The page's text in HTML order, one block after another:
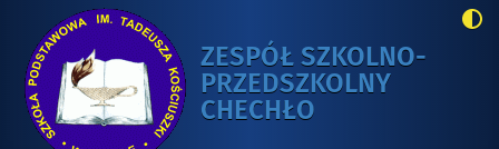
ZESPÓŁ SZKOLNO-
PRZEDSZKOLNY
CHECHŁO